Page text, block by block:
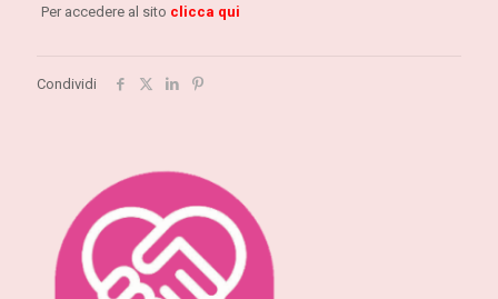
Per accedere al sito clicca qui
Condividi